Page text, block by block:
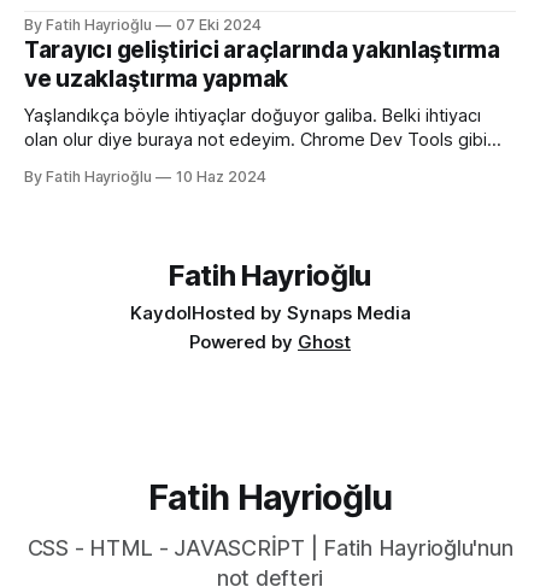
fonksiyonu gibi yazım kolaylığı sağlayan özellikler. lightdark()
fonksiyonu mevcut uyumlu web yazımındaki büyük sorun
olan aşağıdaki kullanımı daha anlaşılır ve düzenli hale
getirmeye yarıyor. :root { color-scheme:
By Fatih Hayrioğlu 07 Eki 2024
Tarayıcı geliştirici araçlarında yakınlaştırma
ve uzaklaştırma yapmak
Yaşlandıkça böyle ihtiyaçlar doğuyor galiba. Belki ihtiyacı
olan olur diye buraya not edeyim. Chrome Dev Tools gibi
küçük mesela :) Yazı boyutlarını büyütmek için Cmd + + and
By Fatih Hayrioğlu 10 Haz 2024
Fatih Hayrioğlu
KaydolHosted by Synaps Media
Powered by Ghost
Fatih Hayrioğlu
CSS - HTML - JAVASCRİPT | Fatih Hayrioğlu'nun
not defteri